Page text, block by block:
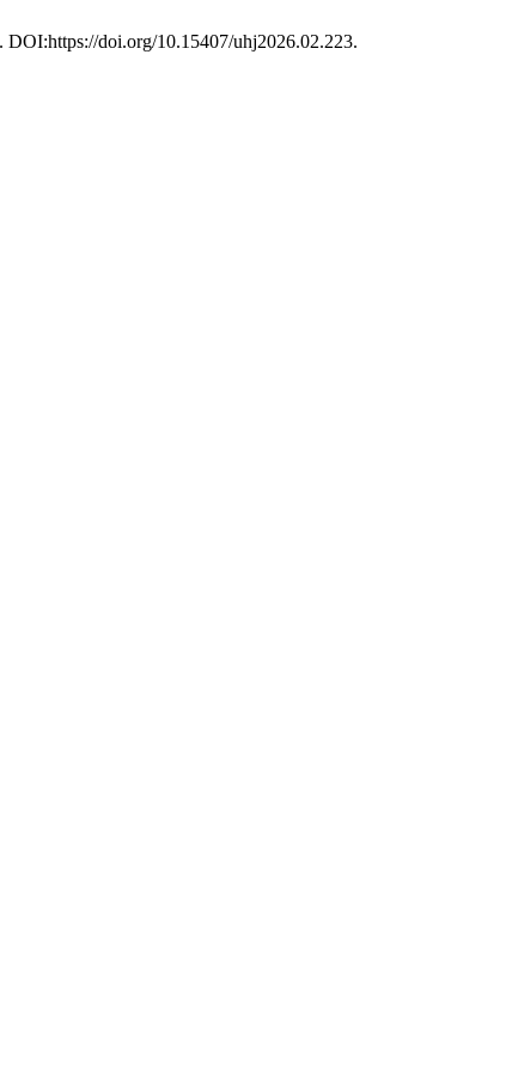
DOI:https://doi.org/10.15407/uhj2026.02.223.